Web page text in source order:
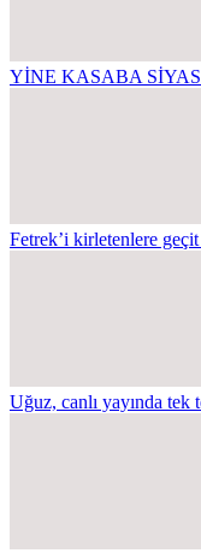
YİNE KASABA
Fetrek’i kirletenlere
Uğuz, canlı yayında tek